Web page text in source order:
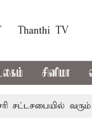
Thanthi TV
சினிமா
வரும் 24ம்